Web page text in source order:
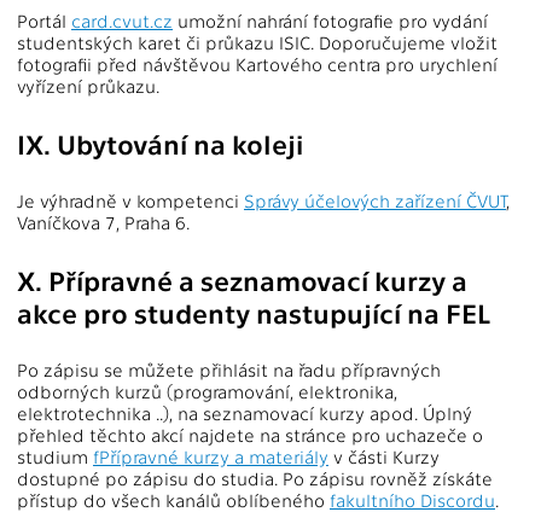
Portál card.cvut.cz umožní nahrání fotografie pro vydání
studentských karet či průkazu ISIC. Doporučujeme vložit
fotografii před návštěvou Kartového centra pro urychlení
vyřízení průkazu.
IX. Ubytování na koleji
Je výhradně v kompetenci Správy účelových zařízení ČVUT,
Vaníčkova 7, Praha 6.
X. Přípravné a seznamovací kurzy a
akce pro studenty nastupující na FEL
Po zápisu se můžete přihlásit na řadu přípravných
odborných kurzů (programování, elektronika,
elektrotechnika ..), na seznamovací kurzy apod. Úplný
přehled těchto akcí najdete na stránce pro uchazeče o
studium fPřípravné kurzy a materiály v části Kurzy
dostupné po zápisu do studia. Po zápisu rovněž získáte
přístup do všech kanálů oblíbeného fakultního Discordu.